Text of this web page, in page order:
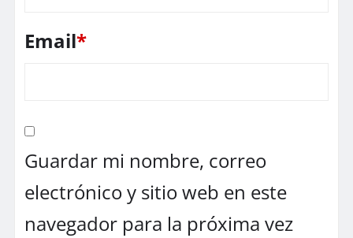
Email*
Guardar mi nombre, correo
electrónico y sitio web en este
navegador para la próxima vez